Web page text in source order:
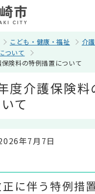
こども・健康・福祉
介
ついて
険料の特例措置について
度介護保険料
て
年7月7日
に伴う特例措